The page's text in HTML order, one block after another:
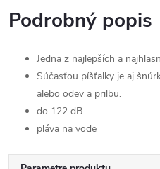
Podrobný popis
Jedna z najlepších a
Súčasťou píšťalky je aj
alebo odev a prilbu.
do 122 dB
pláva na vode